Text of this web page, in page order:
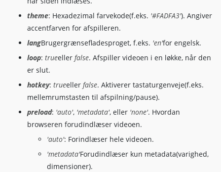
'https://example.com/videos/
pic:
'https://example.com/images/
thumbnails: 'https://example.com/
}
}
// DPlayer configuration for HLS
container: document.getElementById
autoplay : true,
lang
: 'en'
loop: false,
hotkey:
theme: Hexadezimal farvekode(f.eks. '#FADFA3'). Angiver
accentfarven for afspilleren.
langBrugergrænsefladesproget, f.eks. 'en'for engelsk.
loop: trueeller false. Afspiller videoen i en løkke, når den
er slut.
hotkey: trueeller false. Aktiverer tastaturgenveje(f.eks.
mellemrumstasten til afspilning/pause).
preload: 'auto', 'metadata', eller 'none'. Hvordan
browseren forudindlæser videoen.
'auto': Forindlæser hele videoen.
'metadata'Forudindlæser kun metadata(varighed,
dimensioner).